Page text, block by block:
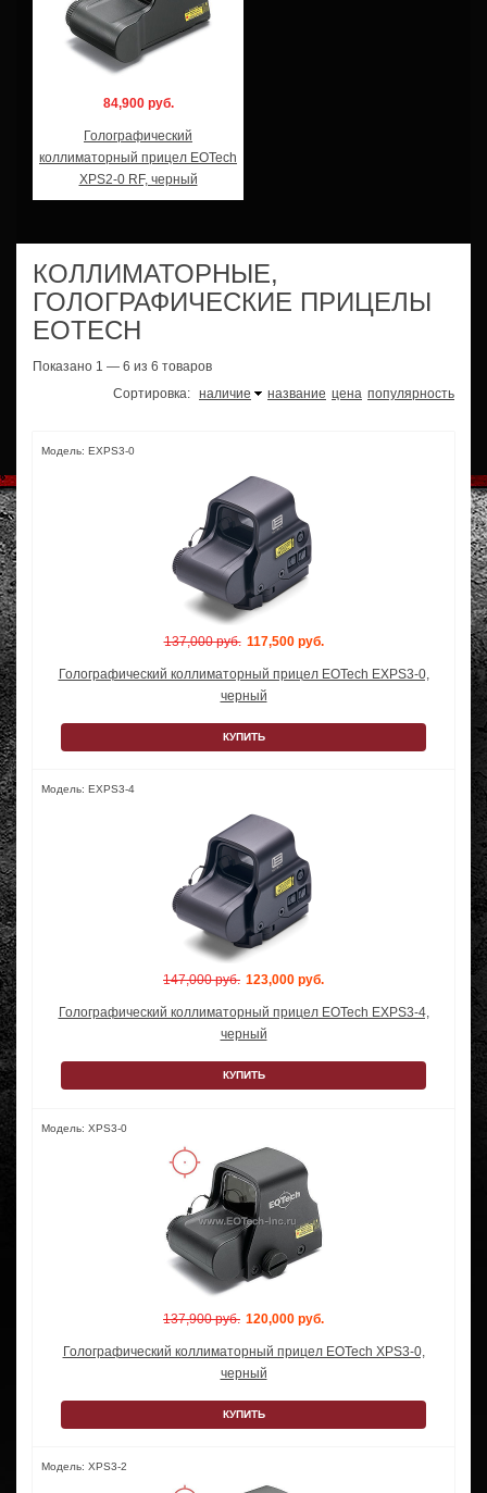
84,900 руб.
Голографический
коллиматорный прицел EOTech
XPS2-0 RF, черный
КОЛЛИМАТОРНЫЕ,
ГОЛОГРАФИЧЕСКИЕ ПРИЦЕЛЫ
EOTECH
Показано 1 — 6 из 6 товаров
Сортировка: наличие название цена популярность
Модель: EXPS3-0
137,000 руб. 117,500 руб.
Голографический коллиматорный прицел EOTech EXPS3-0,
черный
КУПИТЬ
Модель: EXPS3-4
147,000 руб. 123,000 руб.
Голографический коллиматорный прицел EOTech EXPS3-4,
черный
КУПИТЬ
Модель: XPS3-0
137,900 руб. 120,000 руб.
Голографический коллиматорный прицел EOTech XPS3-0,
черный
КУПИТЬ
Модель: XPS3-2